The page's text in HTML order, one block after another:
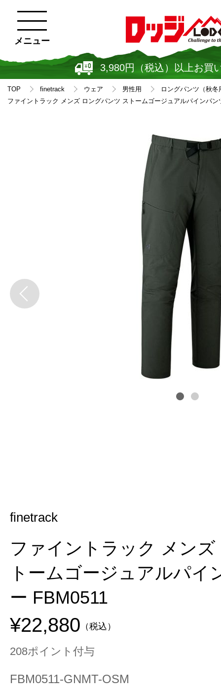
3,980円（税込）以上お買
メニュー
TOP finetrack ウェア 男性用
ロングパンツ（秋冬
ファイントラック メンズ ロングパンツ ストームゴージュアルパインパン
finetrack
ファイントラック メン
トームゴージュアルパイ
ー FBM0511
¥22,880 （税込）
208ポイント付与
FBM0511-GNMT-OSM